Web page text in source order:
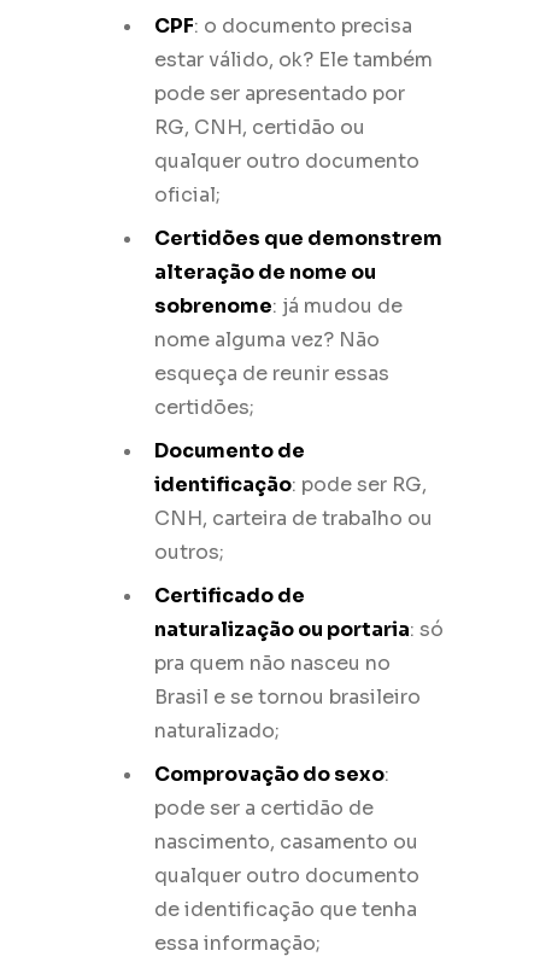
CPF: o documento precisa
estar válido, ok? Ele também
pode ser apresentado por
RG, CNH, certidão ou
qualquer outro documento
oficial;
Certidões que demonstrem
alteração de nome ou
sobrenome: já mudou de
nome alguma vez? Não
esqueça de reunir essas
certidões;
Documento de
identificação: pode ser RG,
CNH, carteira de trabalho ou
outros;
Certificado de
naturalização ou portaria: só
pra quem não nasceu no
Brasil e se tornou brasileiro
naturalizado;
Comprovação do sexo:
pode ser a certidão de
nascimento, casamento ou
qualquer outro documento
de identificação que tenha
essa informação;